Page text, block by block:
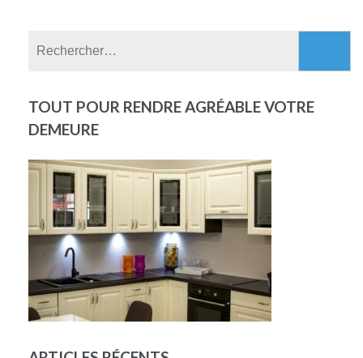
TOUT POUR RENDRE AGRÉABLE VOTRE
DEMEURE